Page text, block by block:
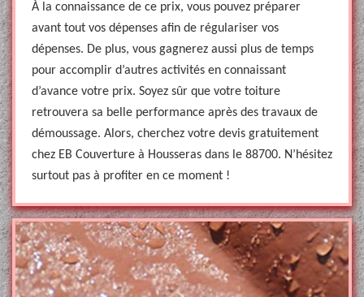
À la connaissance de ce prix, vous pouvez préparer
avant tout vos dépenses afin de régulariser vos
dépenses. De plus, vous gagnerez aussi plus de temps
pour accomplir d’autres activités en connaissant
d’avance votre prix. Soyez sûr que votre toiture
retrouvera sa belle performance après des travaux de
démoussage. Alors, cherchez votre devis gratuitement
chez EB Couverture à Housseras dans le 88700. N’hésitez
surtout pas à profiter en ce moment !